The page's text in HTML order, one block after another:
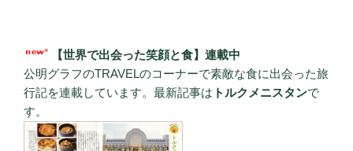
【世界で出会った笑顔と食】連載中
公明グラフのTRAVELのコーナーで素敵な食に出会った旅
行記を連載しています。最新記事は トルクメニスタンで
す。